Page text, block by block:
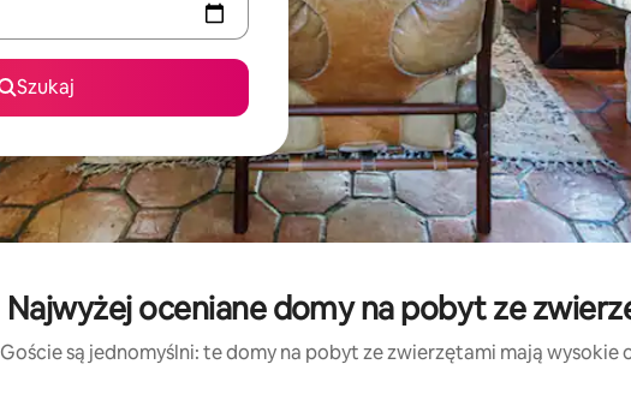
Szukaj
Najwyżej oceniane domy na pobyt ze
Goście są jednomyślni: te domy na pobyt ze zwierzętami mają wysokie